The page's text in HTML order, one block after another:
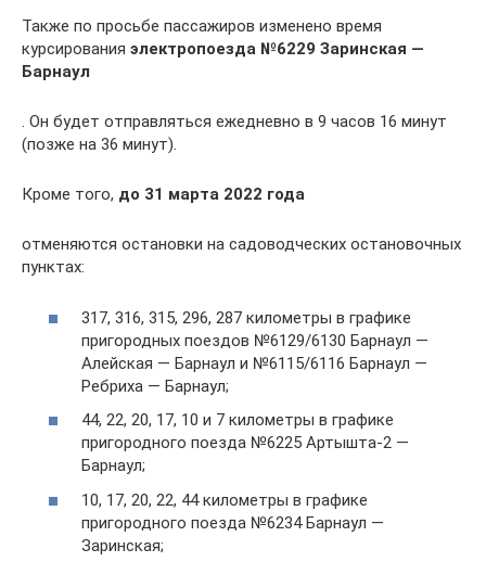
Также по просьбе пассажиров изменено время
курсирования электропоезда №6229 Заринская —
Барнаул
. Он будет отправляться ежедневно в 9 часов 16 минут
(позже на 36 минут).
Кроме того, до 31 марта 2022 года
отменяются остановки на садоводческих остановочных
пунктах:
317, 316, 315, 296, 287 километры в графике
пригородных поездов №6129/6130 Барнаул —
Алейская — Барнаул и №6115/6116 Барнаул —
Ребриха — Барнаул;
44, 22, 20, 17, 10 и 7 километры в графике
пригородного поезда №6225 Артышта-2 —
Барнаул;
10, 17, 20, 22, 44 километры в графике
пригородного поезда №6234 Барнаул —
Заринская;